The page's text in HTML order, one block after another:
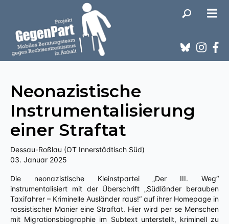
Neonazistische
Instrumentalisierung
einer Straftat
Dessau-Roßlau (OT Innerstädtisch Süd)
03. Januar 2025
Die neonazistische Kleinstpartei „Der III. Weg“
instrumentalisiert mit der Überschrift „Südländer berauben
Taxifahrer – Kriminelle Ausländer raus!“ auf ihrer Homepage in
rassistischer Manier eine Straftat. Hier wird per se Menschen
mit Migrationsbiographie im Subtext unterstellt, kriminell zu